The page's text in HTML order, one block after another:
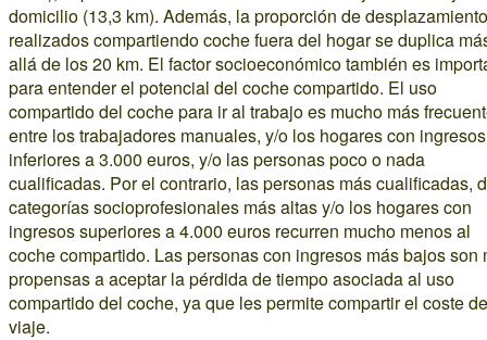
domicilio (13,3 km). Además, la proporción de
realizados compartiendo coche fuera del hogar se duplica
allá de los 20 km. El factor socioeconómico también es
para entender el potencial del coche compartido. El uso
compartido del coche para ir al trabajo es mucho más
entre los trabajadores manuales, y/o los hogares con ingresos
inferiores a 3.000 euros, y/o las personas poco o nada
cualificadas. Por el contrario, las personas más cualificadas,
categorías socioprofesionales más altas y/o los hogares con
ingresos superiores a 4.000 euros recurren mucho menos al
coche compartido. Las personas con ingresos más bajos son
propensas a aceptar la pérdida de tiempo asociada al uso
compartido del coche, ya que les permite compartir el coste
viaje.